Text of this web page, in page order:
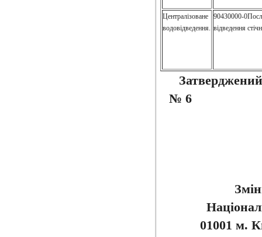
Централізоване
водовідведення.
90430000-
відведення
№ 6
01001 м.